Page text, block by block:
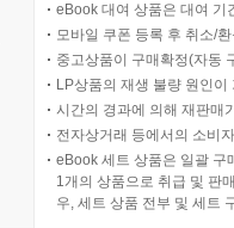
eBook 대여 상품은 대여 기
모바일 쿠폰 등록 후 취소/
중고상품이 구매확정(자동
LP상품의 재생 불량 원인
시간의 경과에 의해 재판매
전자상거래 등에서의 소비
eBook 세트 상품은 일괄 구
1개의 상품으로 취급 및 판
우, 세트 상품 전부 및 세트